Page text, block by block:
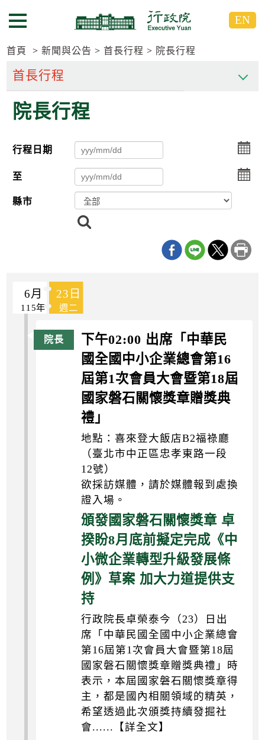
到
要
區
到
要
區
選單按鈕 EN
首頁 新聞與公告 首長行程 院長行程
院長行程
行程日期
選
擇
至
選
擇
縣市
尋
6月 23日
115年 週二
下午02:00 出席「中華民
國全國中小企業總會第16
屆第1次會員大會暨第18屆
國家磐石關懷獎章贈獎典
禮」
地點：喜來登大飯店B2福祿廳
（臺北市中正區忠孝東路一段
12號）
欲採訪媒體，請於媒體報到處換
證入場。
頒發國家磐石關懷獎章 卓
揆盼8月底前擬定完成《中
小微企業轉型升級發展條
例》草案 加大力道提供支
持
行政院長卓榮泰今（23）日出
席「中華民國全國中小企業總會
第16屆第1次會員大會暨第18屆
國家磐石關懷獎章贈獎典禮」時
表示，本屆國家磐石關懷獎章得
主，都是國內相關領域的精英，
希望透過此次頒獎持續發掘社
會......【詳全文】